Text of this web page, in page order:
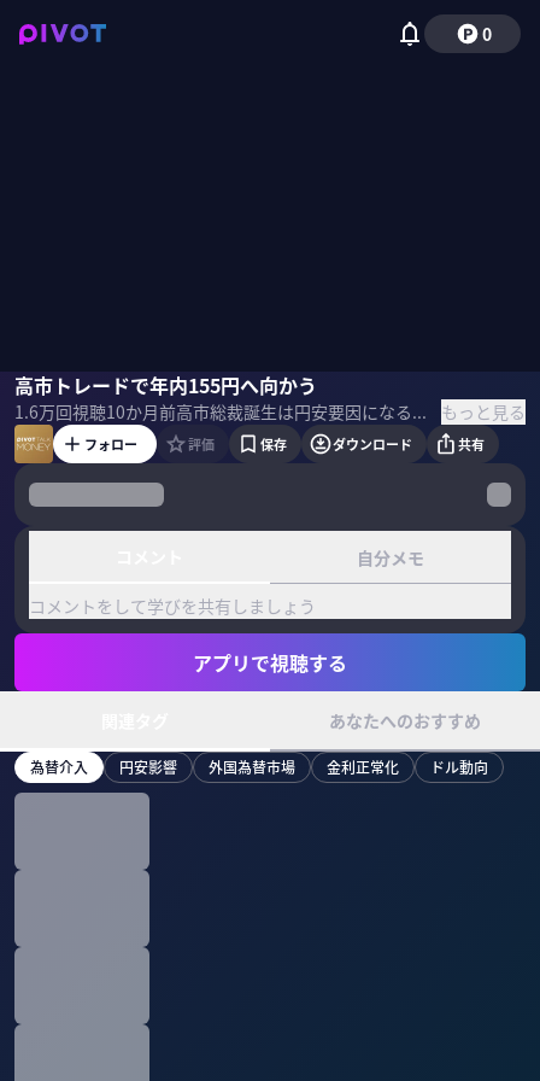
0
高市トレードで年内155円へ向かう
1.6万回視聴10か月前 高市総裁誕生は円安要因になるのか？今後、どこまで円安は進むのか？トランプ会談の注目点は何か？為替ストラテジストの佐々木融氏に分析してもらった。 ＜ゲスト＞ 佐々木融｜為替ストラテジスト 1992年に日本銀行に入行。同行NY事務所で米国金融市場を分析。2003年、JPモルガン・チェース銀行にチーフFXストラテジストとして入社。その後、市場調査本部長などを歴任。23年ふくおかFGのチーフストラテジスト。日経ヴェリタス為替ランキングでは複数年にわたり1位を受賞。 ＜目次＞ もっと見る
佐々木融佐々木紀彦
フォロー 評価 保存 ダウンロード 共有
自分メモ
コメントをして学びを共有しましょう
アプリで視聴する
あなたへのおすすめ
為替介入 円安影響 外国為替市場 金利正常化 ドル動向